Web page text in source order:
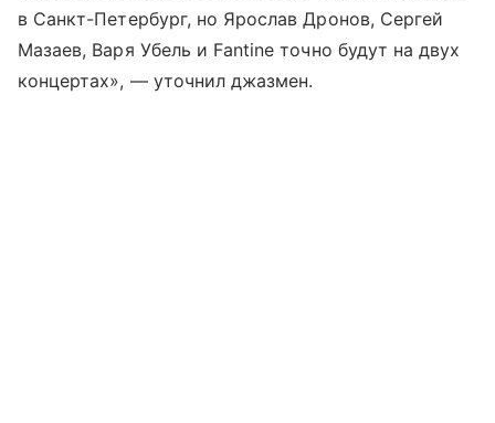
в Санкт-Петербург, но Ярослав Дронов, Сергей
Мазаев, Варя Убель и Fantine точно будут на двух
концертах», — уточнил джазмен.